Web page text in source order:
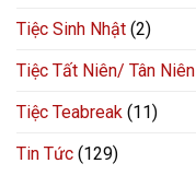
Tiệc Sinh Nhật (2)
Tiệc Tất Niên/ Tân Niên
Tiệc Teabreak (11)
Tin Tức (129)